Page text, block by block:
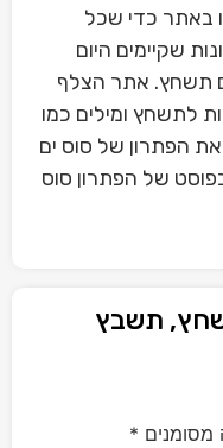
באתר כדי שכל
שקיימים היום
תשחץ. אתר הצלף
לתשחץ ומילים כמו
הפתרון של סוס ים
של הפתרון סוס
תשבץ
*